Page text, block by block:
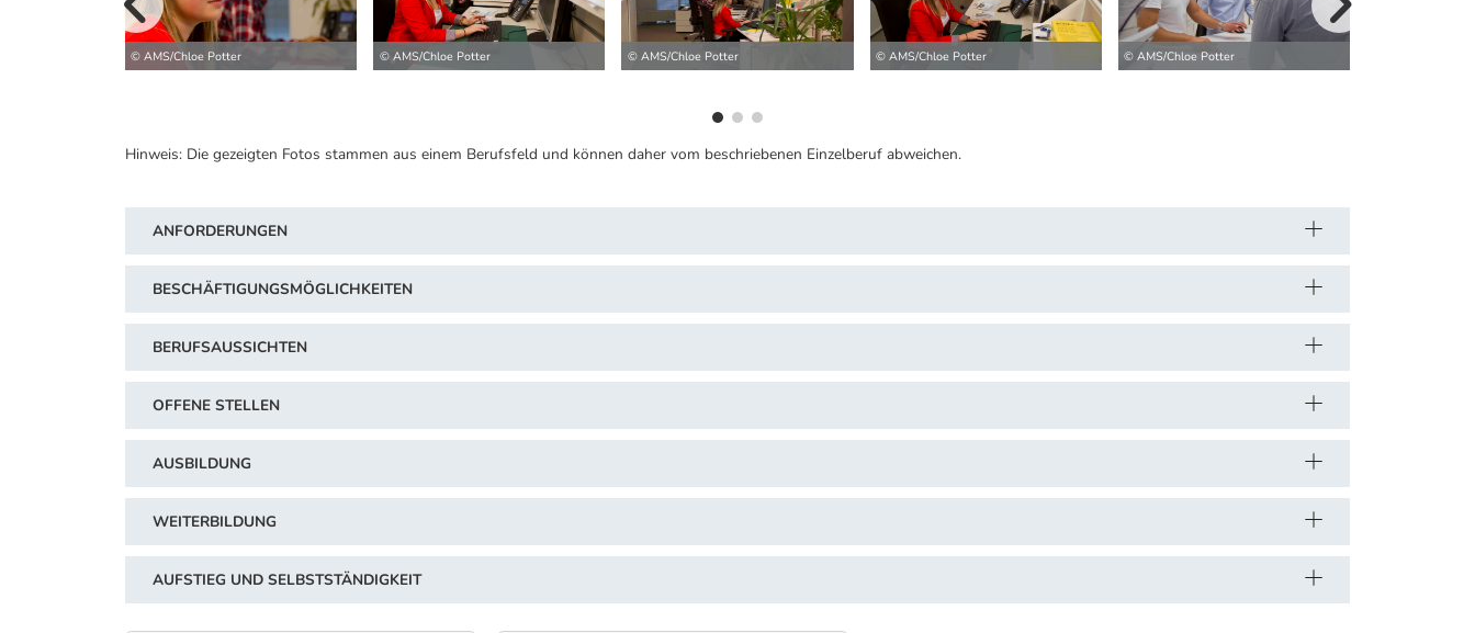
© AMS/Chloe Potter © AMS/Chloe Potter © AMS/Chloe Potter © AMS/Chloe Potter © AMS/Chloe Potter
vorherige Bilder weitere Bilder>
Hinweis: Die gezeigten Fotos stammen aus einem Berufsfeld und können daher vom beschriebenen Einzelberuf abweichen.
ANFORDERUNGEN
BESCHÄFTIGUNGSMÖGLICHKEITEN
BERUFSAUSSICHTEN
OFFENE STELLEN
AUSBILDUNG
WEITERBILDUNG
AUFSTIEG UND SELBSTSTÄNDIGKEIT